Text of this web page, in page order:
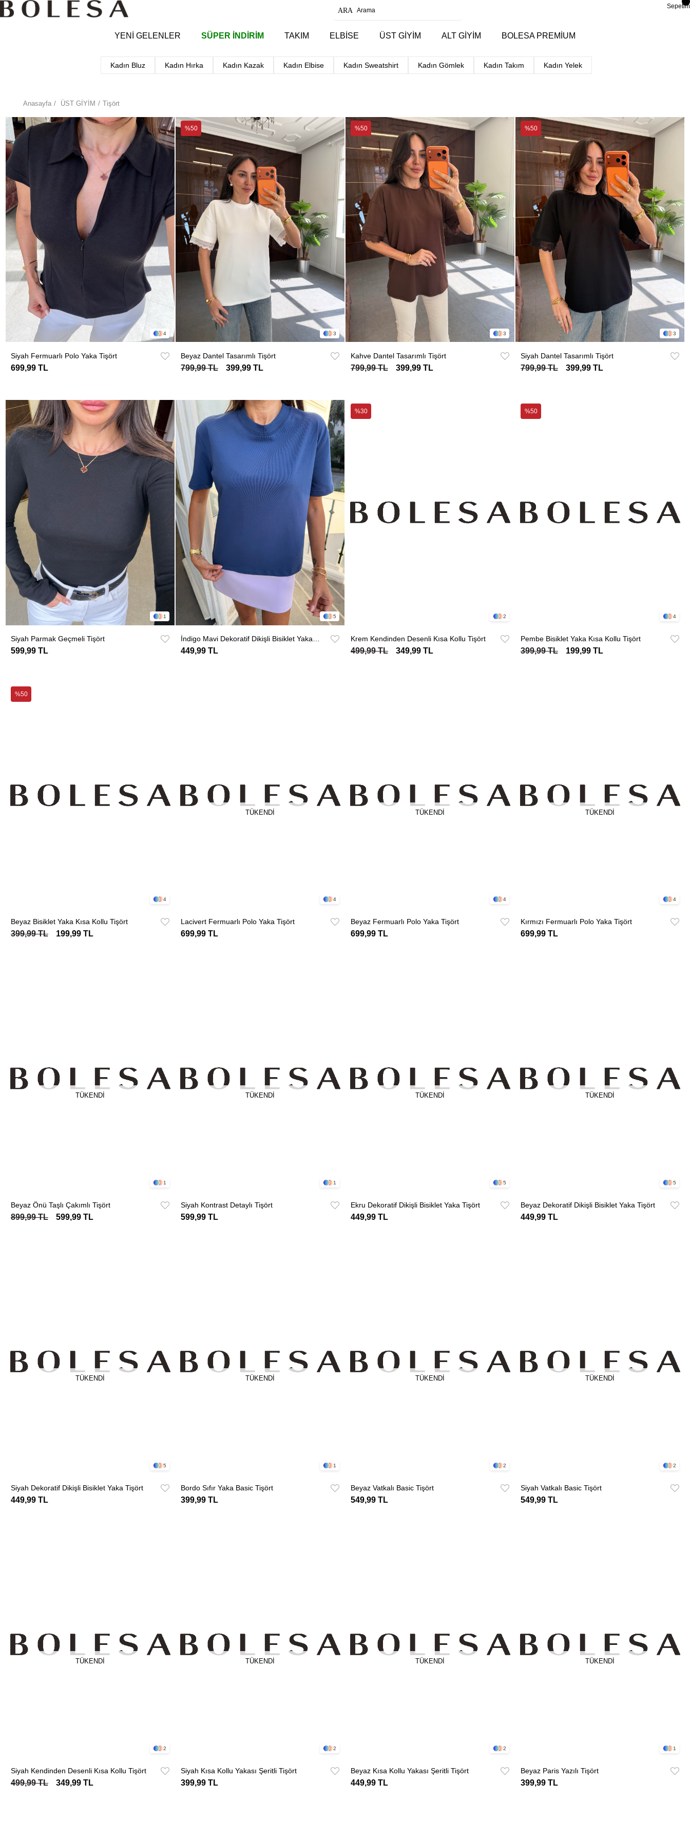
Sepetim
YENİ GELENLER SÜPER İNDİRİM TAKIM ELBİSE ÜST GİYİM ALT GİYİM BOLESA PREMİUM
Kadın Bluz Kadın Hırka Kadın Kazak Kadın Elbise Kadın Sweatshirt Kadın Gömlek Kadın Takım Kadın Yelek
Anasayfa ÜST GİYİM Tişört
4
Siyah Fermuarlı Polo Yaka Tişört
699,99 TL
3
Beyaz Dantel Tasarımlı Tişört
399,99 TL
799,99 TL
%50
3
Kahve Dantel Tasarımlı Tişört
399,99 TL
799,99 TL
%50
3
Siyah Dantel Tasarımlı Tişört
399,99 TL
799,99 TL
%50
1
Siyah Parmak Geçmeli Tişört
599,99 TL
5
İndigo Mavi Dekoratif Dikişli Bisiklet Yaka Tişört
449,99 TL
2
Krem Kendinden Desenli Kısa Kollu Tişört
349,99 TL
499,99 TL
%30
4
Pembe Bisiklet Yaka Kısa Kollu Tişört
199,99 TL
399,99 TL
%50
4
Beyaz Bisiklet Yaka Kısa Kollu Tişört
199,99 TL
399,99 TL
%50
TÜKENDI
4
Lacivert Fermuarlı Polo Yaka Tişört
699,99 TL
TÜKENDI
4
Beyaz Fermuarlı Polo Yaka Tişört
699,99 TL
TÜKENDI
4
Kırmızı Fermuarlı Polo Yaka Tişört
699,99 TL
TÜKENDI
1
Beyaz Önü Taşlı Çakımlı Tişört
599,99 TL
899,99 TL
TÜKENDI
1
Siyah Kontrast Detaylı Tişört
599,99 TL
TÜKENDI
5
Ekru Dekoratif Dikişli Bisiklet Yaka Tişört
449,99 TL
TÜKENDI
5
Beyaz Dekoratif Dikişli Bisiklet Yaka Tişört
449,99 TL
TÜKENDI
5
Siyah Dekoratif Dikişli Bisiklet Yaka Tişört
449,99 TL
TÜKENDI
1
Bordo Sıfır Yaka Basic Tişört
399,99 TL
TÜKENDI
2
Beyaz Vatkalı Basic Tişört
549,99 TL
TÜKENDI
2
Siyah Vatkalı Basic Tişört
549,99 TL
TÜKENDI
2
Siyah Kendinden Desenli Kısa Kollu Tişört
349,99 TL
499,99 TL
TÜKENDI
2
Siyah Kısa Kollu Yakası Şeritli Tişört
399,99 TL
TÜKENDI
2
Beyaz Kısa Kollu Yakası Şeritli Tişört
449,99 TL
TÜKENDI
1
Beyaz Paris Yazılı Tişört
399,99 TL